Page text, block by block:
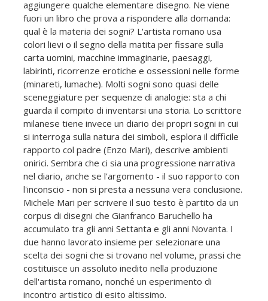
aggiungere qualche elementare disegno. Ne viene
fuori un libro che prova a rispondere alla domanda:
qual è la materia dei sogni? L'artista romano usa
colori lievi o il segno della matita per fissare sulla
carta uomini, macchine immaginarie, paesaggi,
labirinti, ricorrenze erotiche e ossessioni nelle forme
(minareti, lumache). Molti sogni sono quasi delle
sceneggiature per sequenze di analogie: sta a chi
guarda il compito di inventarsi una storia. Lo scrittore
milanese tiene invece un diario dei propri sogni in cui
si interroga sulla natura dei simboli, esplora il difficile
rapporto col padre (Enzo Mari), descrive ambienti
onirici. Sembra che ci sia una progressione narrativa
nel diario, anche se l'argomento - il suo rapporto con
l'inconscio - non si presta a nessuna vera conclusione.
Michele Mari per scrivere il suo testo è partito da un
corpus di disegni che Gianfranco Baruchello ha
accumulato tra gli anni Settanta e gli anni Novanta. I
due hanno lavorato insieme per selezionare una
scelta dei sogni che si trovano nel volume, prassi che
costituisce un assoluto inedito nella produzione
dell'artista romano, nonché un esperimento di
incontro artistico di esito altissimo.